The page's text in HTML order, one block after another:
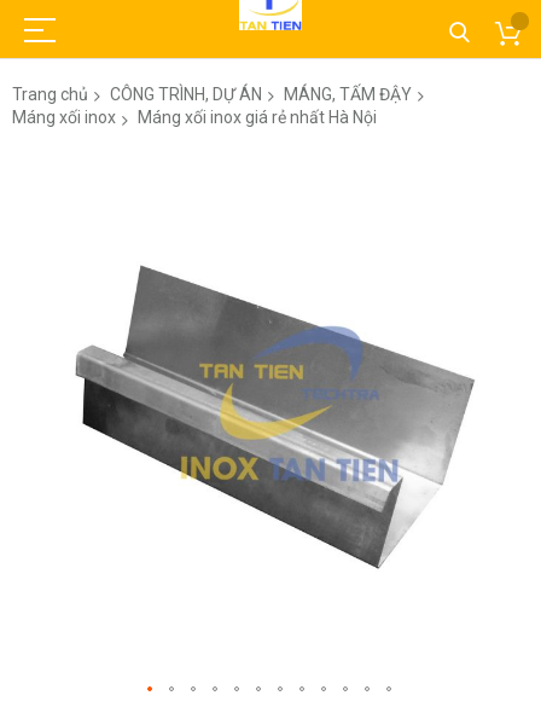
Trang chủ CÔNG TRÌNH, DỰ ÁN
MÁNG, TẤM ĐẬY
Máng xối inox
Máng xối inox giá rẻ nhất Hà Nội